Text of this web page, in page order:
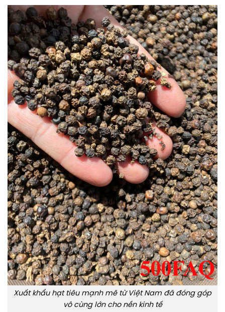
Xuất khẩu hạt tiêu mạnh mẽ từ Việt Nam đã đóng góp
vô cùng lớn cho nền kinh tế